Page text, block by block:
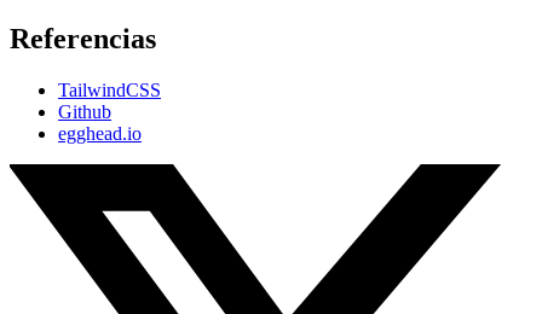
Referencias
TailwindCSS
Github
egghead.io